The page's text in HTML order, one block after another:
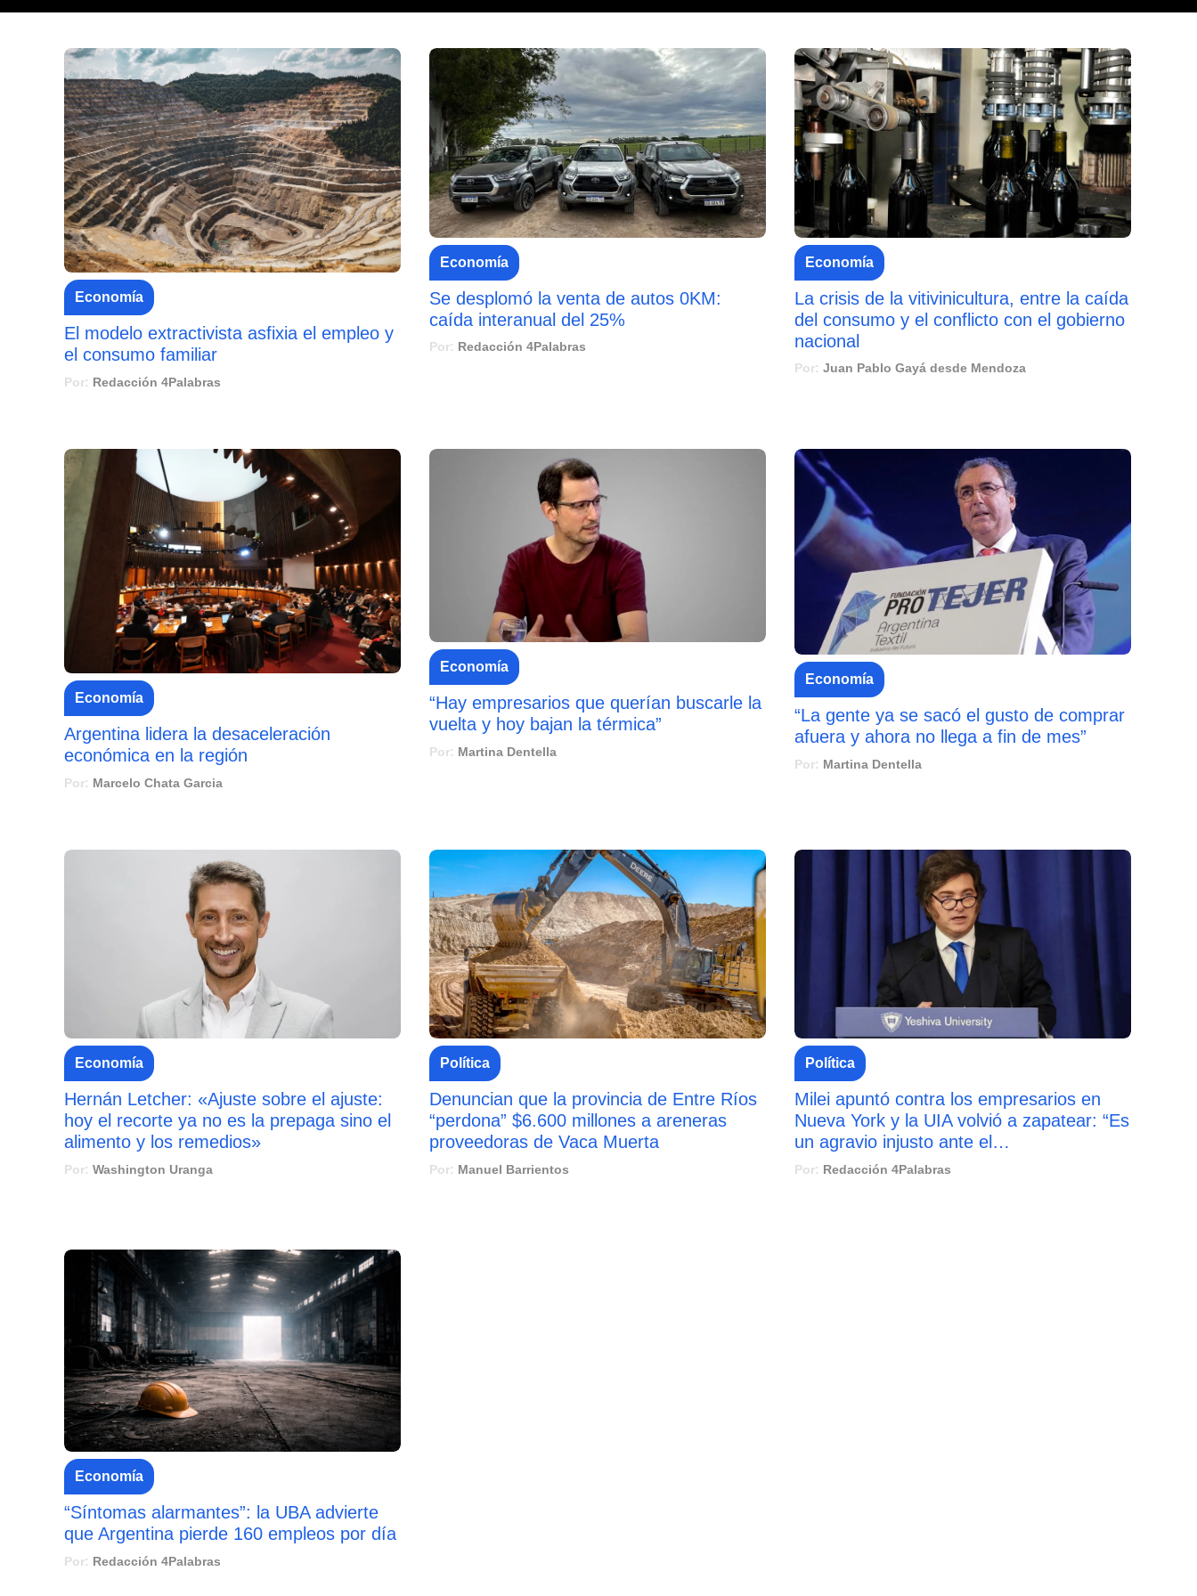
Economía
El modelo extractivista asfixia el empleo y
el consumo familiar
Por: Redacción 4Palabras
Economía
Se desplomó la venta de autos 0KM:
caída interanual del 25%
Por: Redacción 4Palabras
Economía
La crisis de la vitivinicultura, entre la caída
del consumo y el conflicto con el gobierno
nacional
Por: Juan Pablo Gayá desde Mendoza
Economía
Argentina lidera la desaceleración
económica en la región
Por: Marcelo Chata Garcia
Economía
“Hay empresarios que querían buscarle la
vuelta y hoy bajan la térmica”
Por: Martina Dentella
Economía
“La gente ya se sacó el gusto de comprar
afuera y ahora no llega a fin de mes”
Por: Martina Dentella
Economía
Hernán Letcher: «Ajuste sobre el ajuste:
hoy el recorte ya no es la prepaga sino el
alimento y los remedios»
Por: Washington Uranga
Política
Denuncian que la provincia de Entre Ríos
“perdona” $6.600 millones a areneras
proveedoras de Vaca Muerta
Por: Manuel Barrientos
Política
Milei apuntó contra los empresarios en
Nueva York y la UIA volvió a zapatear: “Es
un agravio injusto ante el…
Por: Redacción 4Palabras
Economía
“Síntomas alarmantes”: la UBA advierte
que Argentina pierde 160 empleos por día
Por: Redacción 4Palabras